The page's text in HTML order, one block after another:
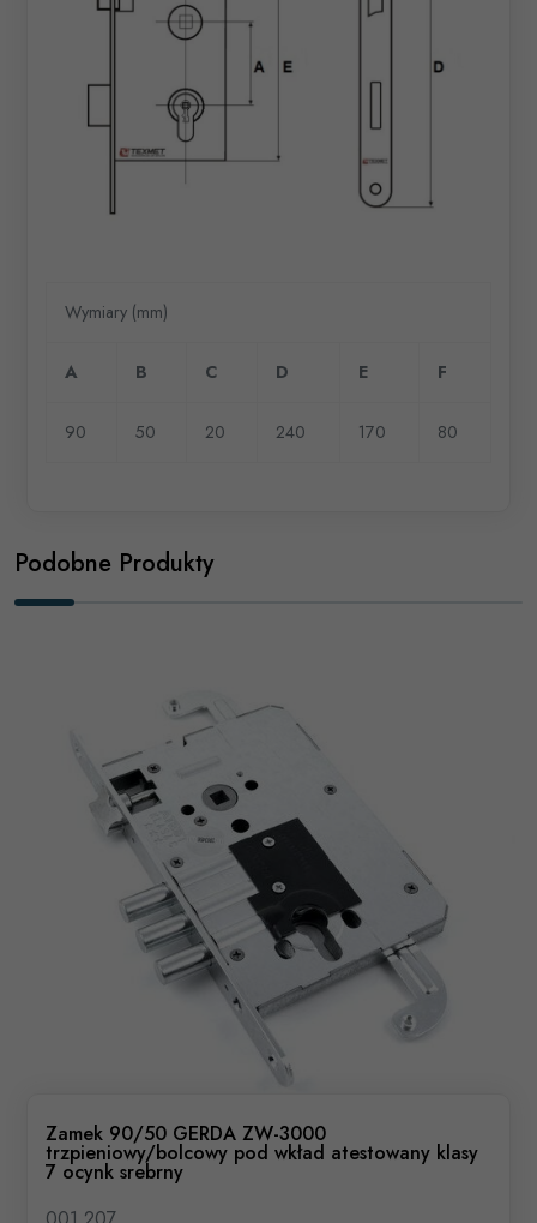
Wymiary (mm)
A B C D E F
90 50 20 240 170 80
Podobne Produkty
Zamek 90/50 GERDA ZW-3000
trzpieniowy/bolcowy pod wkład atestowany klasy
7 ocynk srebrny